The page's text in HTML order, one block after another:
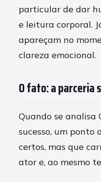
particular de dar
e leitura corporal.
apareçam no
clareza emocional.
O fato: a parceria
Quando se analisa
sucesso, um ponto
certos, mas que
ator e, ao mesmo